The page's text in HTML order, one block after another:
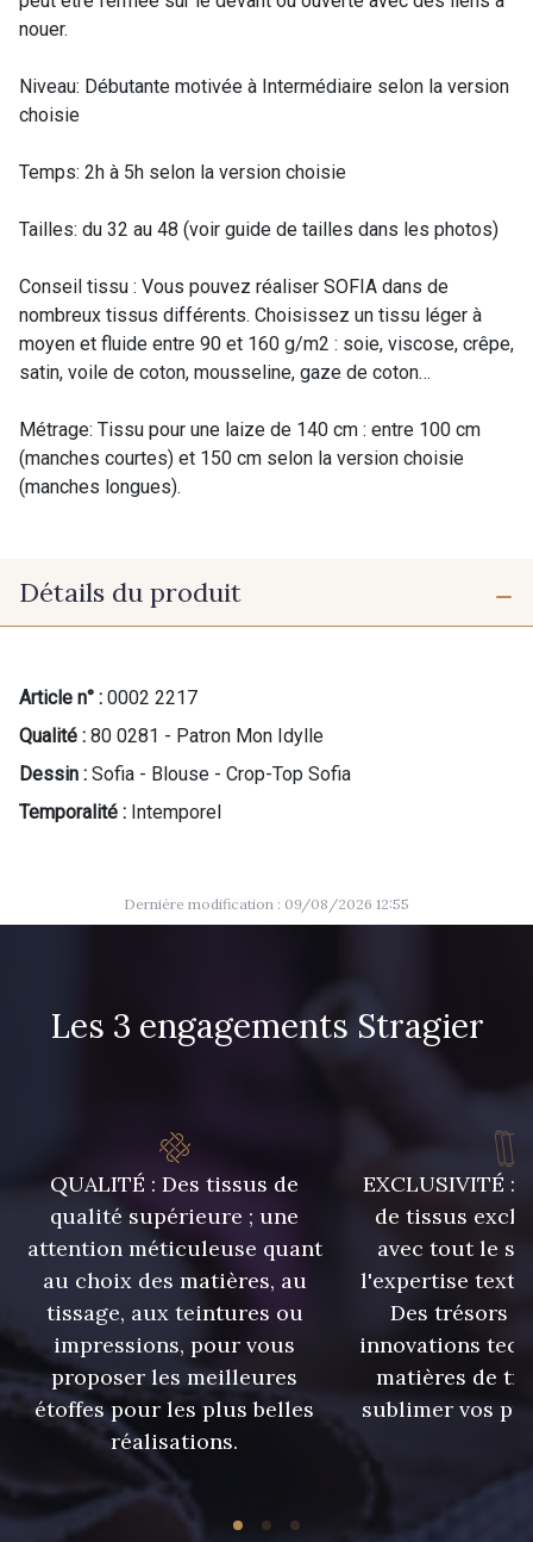
nouer.
Niveau: Débutante motivée à Intermédiaire selon la version
choisie
Temps: 2h à 5h selon la version choisie
Tailles: du 32 au 48 (voir guide de tailles dans les photos)
Conseil tissu : Vous pouvez réaliser SOFIA dans de
nombreux tissus différents. Choisissez un tissu léger à
moyen et fluide entre 90 et 160 g/m2 : soie, viscose, crêpe,
satin, voile de coton, mousseline, gaze de coton…
Métrage: Tissu pour une laize de 140 cm : entre 100 cm
(manches courtes) et 150 cm selon la version choisie
(manches longues).
Détails du produit
Article n° : 0002 2217
Qualité : 80 0281 - Patron Mon Idylle
Dessin : Sofia - Blouse - Crop-Top Sofia
Temporalité : Intemporel
Dernière modification : 09/08/2026 12:55
Les 3 engagements Stragier
QUALITÉ : Des tissus de
qualité supérieure ; une
attention méticuleuse quant
au choix des matières, au
tissage, aux teintures ou
impressions, pour vous
proposer les meilleures
étoffes pour les plus belles
réalisations.
EXCLUSIVITÉ :
de tissus
avec tout le
l'expertise
Des trésors
innovations
matières de
sublimer vos